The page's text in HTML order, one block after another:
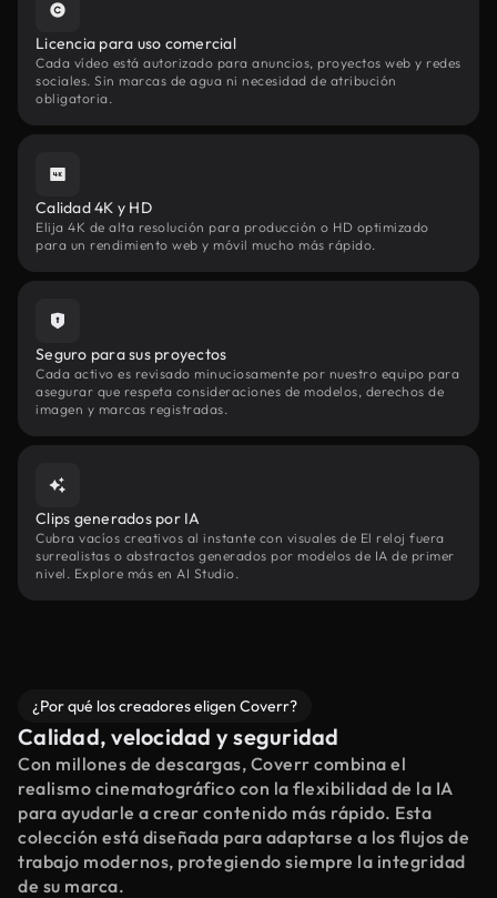
Licencia para uso comercial
Cada vídeo está autorizado para anuncios, proyectos web y redes
sociales. Sin marcas de agua ni necesidad de atribución
obligatoria.
Calidad 4K y HD
Elija 4K de alta resolución para producción o HD optimizado
para un rendimiento web y móvil mucho más rápido.
Seguro para sus proyectos
Cada activo es revisado minuciosamente por nuestro equipo para
asegurar que respeta consideraciones de modelos, derechos de
imagen y marcas registradas.
Clips generados por IA
Cubra vacíos creativos al instante con visuales de El reloj fuera
surrealistas o abstractos generados por modelos de IA de primer
nivel. Explore más en AI Studio.
¿Por qué los creadores eligen Coverr?
Calidad, velocidad y seguridad
Con millones de descargas, Coverr combina el
realismo cinematográfico con la flexibilidad de la IA
para ayudarle a crear contenido más rápido. Esta
colección está diseñada para adaptarse a los flujos de
trabajo modernos, protegiendo siempre la integridad
de su marca.